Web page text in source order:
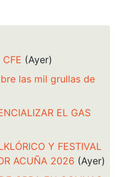
(Ayer)
las mil grullas de
EL GAS
Y FESTIVAL
ACUÑA 2026 (Ayer)